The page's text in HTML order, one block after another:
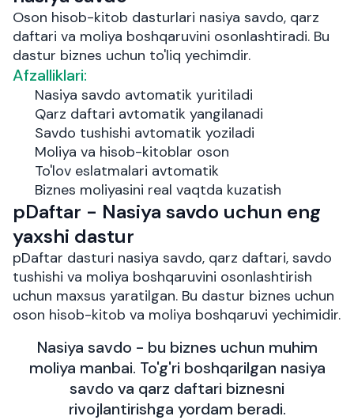
Oson hisob-kitob dasturlari nasiya savdo, qarz
daftari va moliya boshqaruvini osonlashtiradi. Bu
dastur biznes uchun to'liq yechimdir.
Afzalliklari:
Nasiya savdo avtomatik yuritiladi
Qarz daftari avtomatik yangilanadi
Savdo tushishi avtomatik yoziladi
Moliya va hisob-kitoblar oson
To'lov eslatmalari avtomatik
Biznes moliyasini real vaqtda kuzatish
pDaftar - Nasiya savdo uchun eng
yaxshi dastur
pDaftar dasturi nasiya savdo, qarz daftari, savdo
tushishi va moliya boshqaruvini osonlashtirish
uchun maxsus yaratilgan. Bu dastur biznes uchun
oson hisob-kitob va moliya boshqaruvi yechimidir.
Nasiya savdo - bu biznes uchun muhim
moliya manbai. To'g'ri boshqarilgan nasiya
savdo va qarz daftari biznesni
rivojlantirishga yordam beradi.